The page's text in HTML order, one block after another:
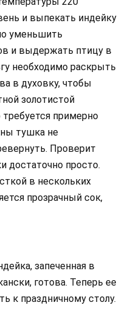
и выпекать индейку
уменьшить
и выдержать птицу в
необходимо раскрыть
в духовку, чтобы
золотистой
примерно
тушка не
Проверит
достаточно просто.
в нескольких
прозрачный сок,
запеченная в
готова. Теперь ее
к праздничному столу.